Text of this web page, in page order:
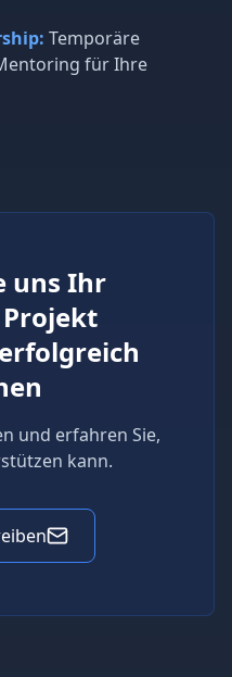
Temporäre
für Ihre
uns Ihr
und erfahren Sie,
kann.